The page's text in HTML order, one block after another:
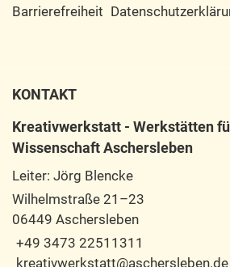
Barrierefreiheit
KONTAKT
Kreativwerkstatt - Werkstätten
Wissenschaft Aschersleben
Leiter: Jörg Blencke
Wilhelmstraße 21–23
06449 Aschersleben
+49 3473 22511311
kreativwerkstatt@aschersleben.de